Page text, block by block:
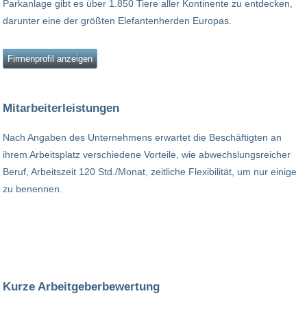
Parkanlage gibt es über 1.850 Tiere aller Kontinente zu entdecken,
darunter eine der größten Elefantenherden Europas.
Firmenprofil anzeigen
Mitarbeiterleistungen
Nach Angaben des Unternehmens erwartet die Beschäftigten an
ihrem Arbeitsplatz verschiedene Vorteile, wie abwechslungsreicher
Beruf, Arbeitszeit 120 Std./Monat, zeitliche Flexibilität, um nur einige
zu benennen.
Kurze Arbeitgeberbewertung